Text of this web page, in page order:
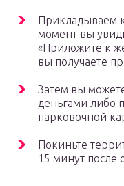
Прикладываем
момент вы
«Приложите к
вы получаете
Затем вы
деньгами либо
парковочной
Покиньте
15 минут после